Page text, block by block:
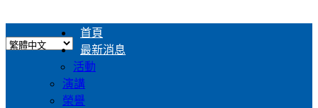
首頁
最新消息
活動
演講
榮譽